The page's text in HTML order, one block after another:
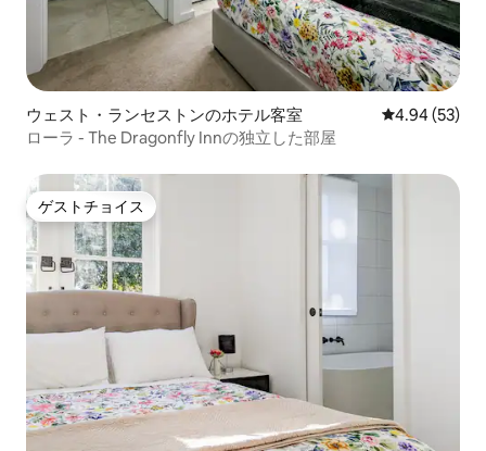
ウェスト・ランセストンのホテル客室 レビュー53
4.94 (53)
ローラ - The Dragonfly Innの独立した部屋
ゲストチョイス
ゲストチョイス